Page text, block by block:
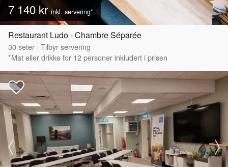
7 140 krinkl. servering*
Restaurant Ludo - Chambre Séparée
30seter · Tilbyr servering
*Mat eller drikke for 12 personer inkludert i prisen